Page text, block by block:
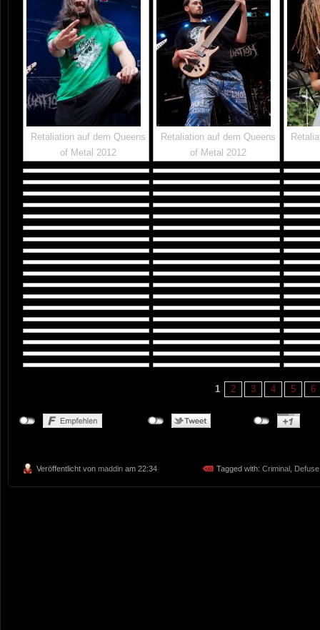
Retaliation auf dem Queens
of Metal 2012
Retaliation auf dem Queens
of Metal 2012
1 2 3 4 5 6
Veröffentlicht von maddin am 22:34 Tagged with: Criminal